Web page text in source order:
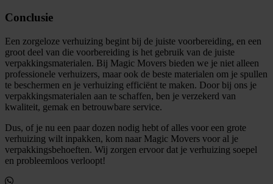
Conclusie
Een zorgeloze verhuizing begint bij de juiste voorbereiding, en een
groot deel van die voorbereiding is het gebruik van de juiste
verpakkingsmaterialen. Bij Magic Movers bieden we je niet alleen
professionele verhuizers, maar ook de beste materialen om je spullen
te beschermen en je verhuizing efficiënt te maken. Door bij ons je
verpakkingsmaterialen aan te schaffen, ben je verzekerd van
kwaliteit, gemak en betrouwbare service.
Dus, of je nu een paar dozen nodig hebt of alles voor een grote
verhuizing wilt inpakken, kom naar Magic Movers voor al je
verpakkingsbehoeften. Wij zorgen ervoor dat je verhuizing soepel
en probleemloos verloopt!